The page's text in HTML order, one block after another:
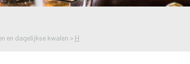
en dagelijkse kwalen > H